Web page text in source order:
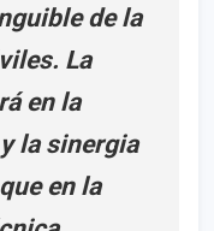
de la
La
en la
la sinergia
en la